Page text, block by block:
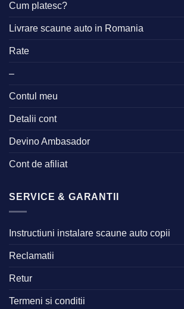
Cum platesc?
Livrare scaune auto in Romania
Rate
–
Contul meu
Detalii cont
Devino Ambasador
Cont de afiliat
SERVICE & GARANTII
Instructiuni instalare scaune auto copii
Reclamatii
Retur
Termeni si conditii